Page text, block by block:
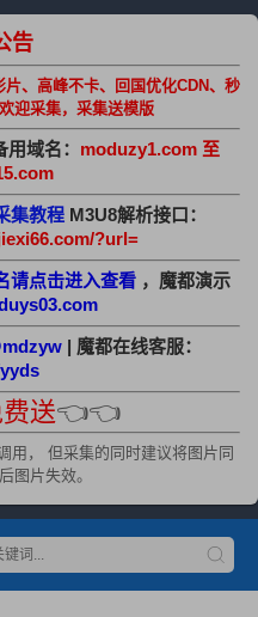
告
、高峰不卡、回国优化CDN、秒
迎采集，采集送模版
用域名： moduzy1.com 至
集教程 M3U8解析接口：
?url=
请点击进入查看 ，魔都演示
| 魔都在线客服：
送👈👈
用， 但采集的同时建议将图片同
图片失效。